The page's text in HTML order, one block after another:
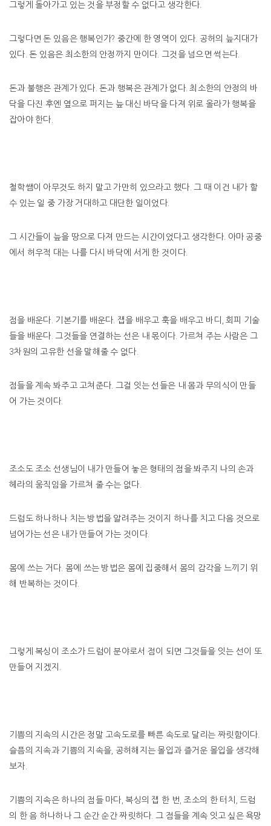
그렇게 돌아가고 있는 것을 부정할 수 없다고 생각한다.
그렇다면 돈 있음은 행복인가? 중간에 한 영역이 있다. 공허의 늪지대가
있다. 돈 있음은 최소한의 안정까지 만이다. 그것을 넘으면 썩는다.
돈과 불행은 관계가 있다. 돈과 행복은 관계가 없다. 최소한의 안정의 바
닥을 다진 후엔 옆으로 퍼지는 늪 대신 바닥을 다져 위로 올라가 행복을
잡아야 한다.
철학쌤이 아무것도 하지 말고 가만히 있으라고 했다. 그 때 이건 내가 할
수 있는 일 중 가장 거대하고 대단한 일이었다.
그 시간들이 늪을 땅으로 다져 만드는 시간이었다고 생각한다. 아마 공중
에서 허우적 대는 나를 다시 바닥에 서게 한 것이다.
점을 배운다. 기본기를 배운다. 잽을 배우고 훅을 배우고 바디, 회피 기술
들을 배운다. 그것들을 연결하는 선은 내 몫이다. 가르쳐 주는 사람은 그
3차원의 고유한 선을 말해줄 수 없다.
점들을 계속 봐주고 고쳐준다. 그걸 잇는 선들은 내 몸과 무의식이 만들
어 가는 것이다.
조소도 조소 선생님이 내가 만들어 놓은 형태의 점을 봐주지 나의 손과
헤라의 움직임을 가르쳐 줄 수는 없다.
드럼도 하나하나 치는 방법을 알려주는 것이지 하나를 치고 다음 것으로
넘어가는 선은 내가 만들어 가는 것이다.
몸에 쓰는 거다. 몸에 쓰는 방법은 몸에 집중해서 몸의 감각을 느끼기 위
해 반복하는 것이다.
그렇게 복싱이 조소가 드럼이 분야로서 점이 되면 그것들을 잇는 선이 또
만들어 지겠지.
기쁨의 지속의 시간은 정말 고속도로를 빠른 속도로 달리는 짜릿함이다.
슬픔의 지속과 기쁨의 지속을, 공허해지는 몰입과 즐거운 몰입을 생각해
보자.
기쁨의 지속은 하나의 점들 마다, 복싱의 잽 한 번, 조소의 한 터치, 드럼
의 한 음 하나하나 그 순간 순간 짜릿하다. 그 점들을 계속 잇고 싶은 욕망